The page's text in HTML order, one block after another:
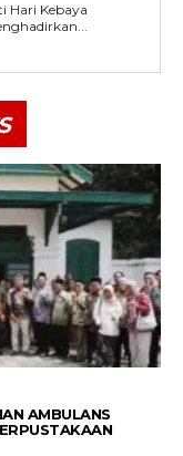
Hari Kebaya
AMBULANS